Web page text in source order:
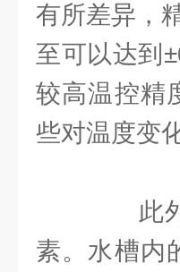
有所差异，
至可以达到
较高温控精
些对温度变
此外
素。水槽内